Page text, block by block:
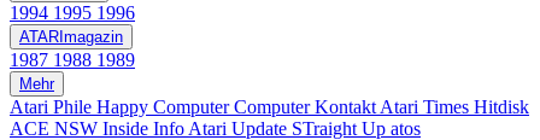
1994 1995 1996
ATARImagazin
1987 1988 1989
Mehr
Atari Phile Happy ComputerComputer Kontakt Atari Times Hitdisk
ACE NSW Inside Info Atari Update STraight Up atos